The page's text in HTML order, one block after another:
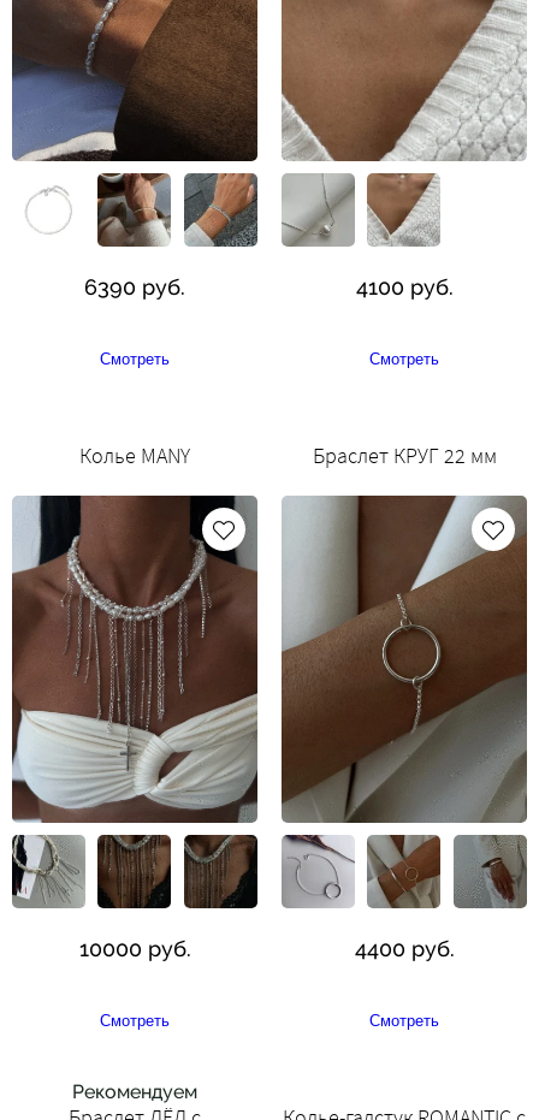
6390 руб.
Смотреть
4100 руб.
Смотреть
Колье MANY
10000 руб.
Смотреть
Браслет КРУГ 22 мм
4400 руб.
Смотреть
Рекомендуем